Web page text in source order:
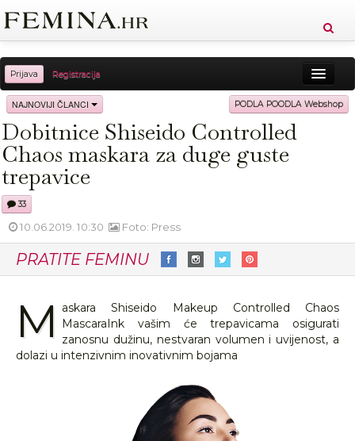
Prijava Registracija
Sreća Zdravlje Vitkost
Moda Ljubav Relax Putovanja Recepti
Knjige Cool
NAJNOVIJI ČLANCI PODLA POODLA Webshop
Dobitnice Shiseido Controlled
Chaos maskara za duge guste
trepavice
33
10.06.2019. 10:30 Foto: Press
PRATITE FEMINU
M askara Shiseido Makeup Controlled Chaos
MascaraInk vašim će trepavicama osigurati
zanosnu dužinu, nestvaran volumen i uvijenost, a
dolazi u intenzivnim inovativnim bojama